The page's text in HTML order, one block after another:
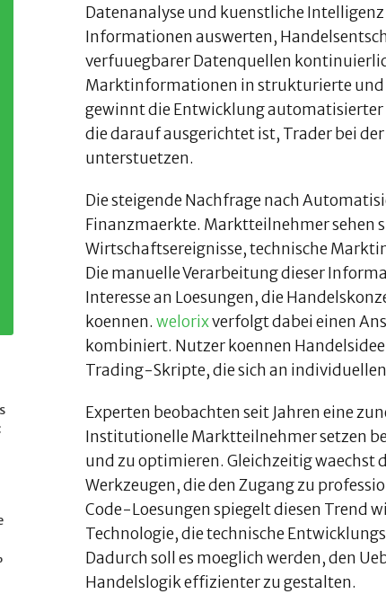
Datenanalyse und kuenstliche
Informationen auswerten,
verfuuegbarer Datenquellen
Marktinformationen in strukturierte und
gewinnt die Entwicklung
die darauf ausgerichtet ist, Trader bei
unterstuetzen.
Die steigende Nachfrage nach
Finanzmaerkte. Marktteilnehmer sehen
Wirtschaftsereignisse, technische
Die manuelle Verarbeitung dieser
Interesse an Loesungen, die
koennen. welorixverfolgt dabei einen
kombiniert. Nutzer koennen
Trading-Skripte, die sich an
Experten beobachten seit Jahren eine
Institutionelle Marktteilnehmer setzen
und zu optimieren. Gleichzeitig waechst
Werkzeugen, die den Zugang zu
Code-Loesungen spiegelt diesen Trend
Technologie, die technische
Dadurch soll es moeglich werden, den
Handelslogik effizienter zu gestalten.